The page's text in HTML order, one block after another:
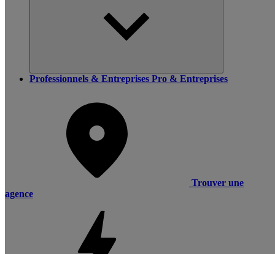
Professionnels & Entreprises Pro & Entreprises
Trouver une
agence